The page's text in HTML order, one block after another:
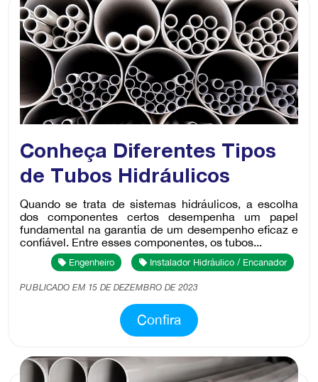
Engenheiro Instalador Hidráulico / Encanador
Conheça Diferentes Tipos
de Tubos Hidráulicos
Quando se trata de sistemas hidráulicos, a escolha
dos componentes certos desempenha um papel
fundamental na garantia de um desempenho eficaz e
confiável. Entre esses componentes, os tubos...
PUBLICADO EM 15 DE DEZEMBRO DE 2023
Confira